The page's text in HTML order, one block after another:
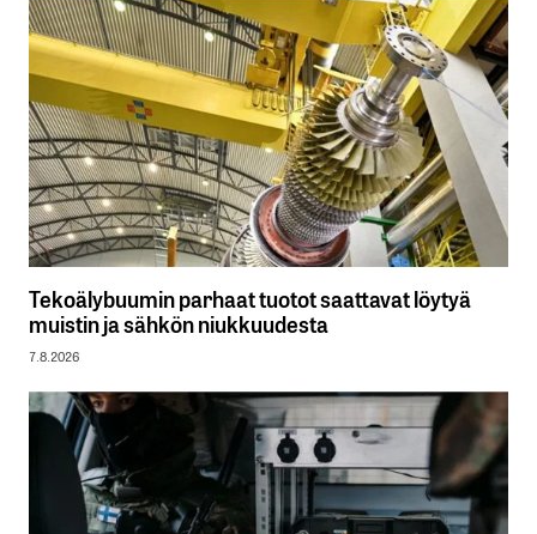
Tekoälybuumin parhaat tuotot saattavat löytyä
muistin ja sähkön niukkuudesta
7.8.2026